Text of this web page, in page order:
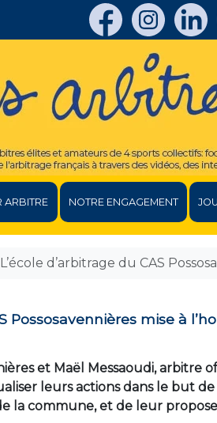
ARBITRE NOTRE ENGAGEMENT
L’école d’arbitrage du CAS
Possosavennières mise à
et Maël Messaoudi, arbitre
leurs actions dans le but de
la commune, et de leur